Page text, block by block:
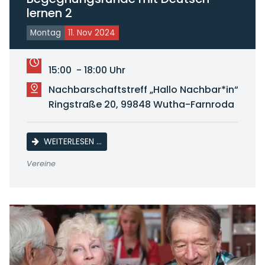
lernen 2
Montag 11. Nov 2024
15:00 - 18:00 Uhr
Nachbarschaftstreff „Hallo Nachbar*in“
Ringstraße 20, 99848 Wutha-Farnroda
WEITERLESEN …BEGEGNUNGSRUNDE MIT DEUTSCH
Vereine